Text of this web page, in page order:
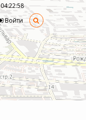
04:22:58
Войти